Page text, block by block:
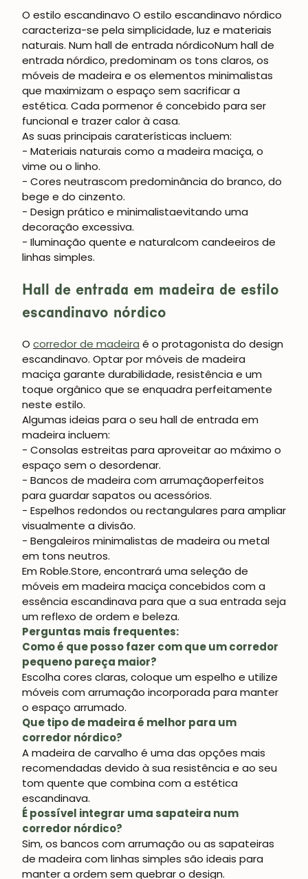
O estilo escandinavo O estilo escandinavo nórdico
caracteriza-se pela simplicidade, luz e materiais
naturais. Num hall de entrada nórdicoNum hall de
entrada nórdico, predominam os tons claros, os
móveis de madeira e os elementos minimalistas
que maximizam o espaço sem sacrificar a
estética. Cada pormenor é concebido para ser
funcional e trazer calor à casa.
As suas principais caraterísticas incluem:
- Materiais naturais como a madeira maciça, o
vime ou o linho.
- Cores neutrascom predominância do branco, do
bege e do cinzento.
- Design prático e minimalistaevitando uma
decoração excessiva.
- Iluminação quente e naturalcom candeeiros de
linhas simples.
Hall de entrada em madeira de estilo
escandinavo nórdico
O corredor de madeira é o protagonista do design
escandinavo. Optar por móveis de madeira
maciça garante durabilidade, resistência e um
toque orgânico que se enquadra perfeitamente
neste estilo.
Algumas ideias para o seu hall de entrada em
madeira incluem:
- Consolas estreitas para aproveitar ao máximo o
espaço sem o desordenar.
- Bancos de madeira com arrumaçãoperfeitos
para guardar sapatos ou acessórios.
- Espelhos redondos ou rectangulares para ampliar
visualmente a divisão.
- Bengaleiros minimalistas de madeira ou metal
em tons neutros.
Em Roble.Store, encontrará uma seleção de
móveis em madeira maciça concebidos com a
essência escandinava para que a sua entrada seja
um reflexo de ordem e beleza.
Perguntas mais frequentes:
Como é que posso fazer com que um corredor
pequeno pareça maior?
Escolha cores claras, coloque um espelho e utilize
móveis com arrumação incorporada para manter
o espaço arrumado.
Que tipo de madeira é melhor para um
corredor nórdico?
A madeira de carvalho é uma das opções mais
recomendadas devido à sua resistência e ao seu
tom quente que combina com a estética
escandinava.
É possível integrar uma sapateira num
corredor nórdico?
Sim, os bancos com arrumação ou as sapateiras
de madeira com linhas simples são ideais para
manter a ordem sem quebrar o design.
COMUNIDADE
Obtém 5% de desconto.
Novidades e vantagens para subscritores.